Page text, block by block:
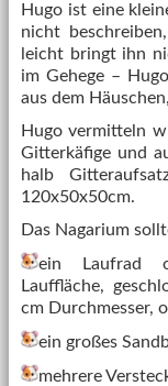
Hugo ist eine
nicht
leicht bringt ihn
im Gehege –
aus dem
Hugo vermitteln
Gitterkäfige und
halb
120x50x50cm.
Das Nagarium
ein Laufrad
Lauffläche,
cm Durchmesser,
ein großes
mehrere